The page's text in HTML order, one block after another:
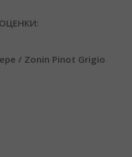
/ Zonin Pinot Grigio